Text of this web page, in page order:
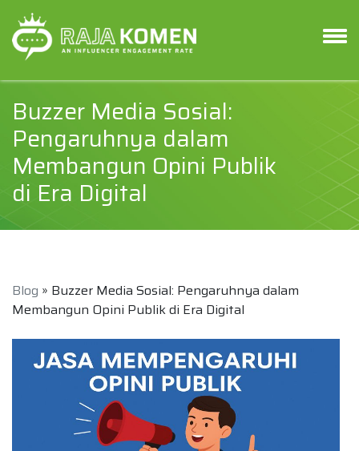
Buzzer Media Sosial:
Pengaruhnya dalam
Membangun Opini Publik
di Era Digital
Blog » Buzzer Media Sosial: Pengaruhnya dalam
Membangun Opini Publik di Era Digital